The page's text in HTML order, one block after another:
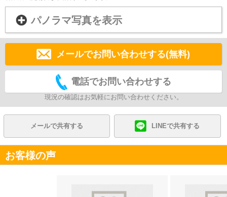
パノラマ写真を表示
メールでお問い合わせする(無料)
電話でお問い合わせする
現況の確認はお気軽にお問い合わせください。
メールで共有する LINEで共有する
お客様の声